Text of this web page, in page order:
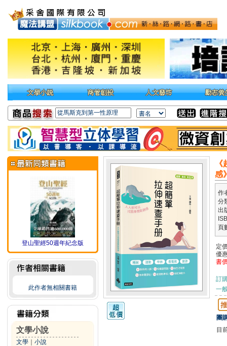
登山聖經50週年紀念版
此作者無相關書籍
文學小說
文學 小說
感
作
分
出
頁
定
優
書
訂
一
團
目